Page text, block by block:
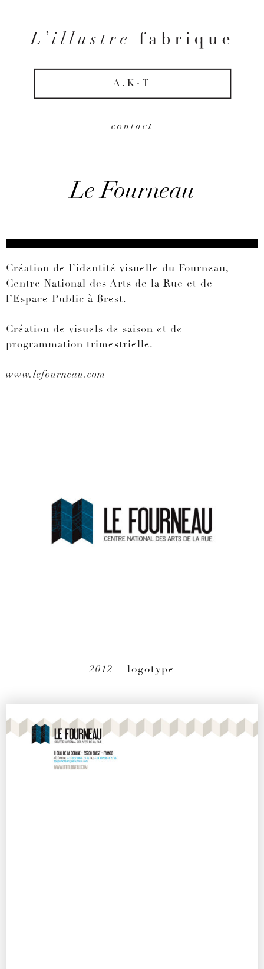
contact
2012 – logotype
Le Fourneau
Création de l’identité visuelle du Fourneau,
Centre National des Arts de la Rue et de
l’Espace Public à Brest.
Création de visuels de saison et de
programmation trimestrielle.
www.lefourneau.com